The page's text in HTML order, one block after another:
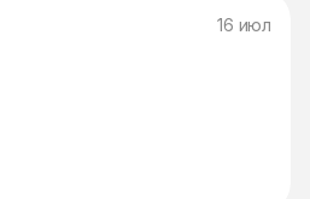
16 июл